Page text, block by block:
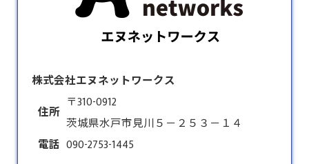
株式会社エヌネットワークス
住所
〒310-0912
茨城県水戸市見川５－２５３－１４
電話 090-2753-1445